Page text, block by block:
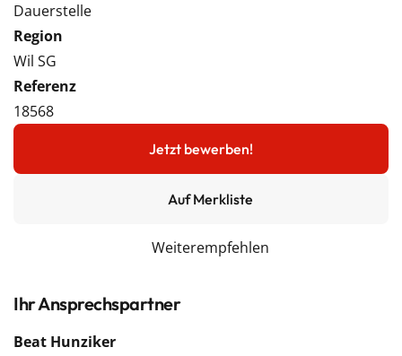
Dauerstelle
Region
Wil SG
Referenz
18568
Jetzt bewerben!
Auf Merkliste
Weiterempfehlen
Ihr Ansprechspartner
Beat Hunziker